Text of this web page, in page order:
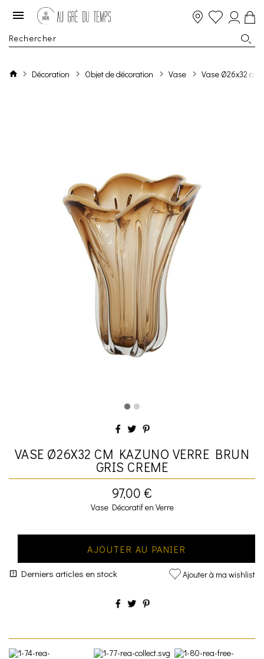
Décoration Objet de décoration Vase Vase Ø26x32 cm
VASE Ø26X32 CM KAZUNO VERRE BRUN
GRIS CREME
97,00 €
Vase Décoratif en Verre
AJOUTER AU PANIER
Derniers articles en stock Ajouter à ma wishlist